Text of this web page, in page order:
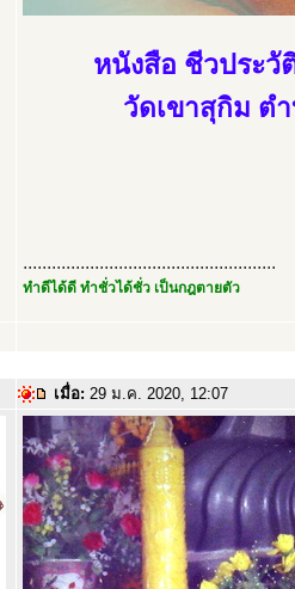
หนังสือ ชีวประวั
วัดเขาสุกิม ต
.....................................................
ทำดีได้ดี ทำชั่วได้ชั่ว เป็นกฎตายตัว
เมื่อ: 29 ม.ค. 2020, 12:07